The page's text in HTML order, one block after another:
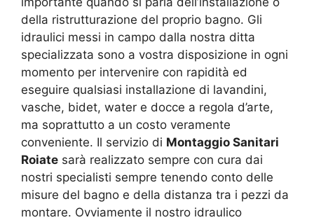
della ristrutturazione del proprio bagno. Gli
idraulici messi in campo dalla nostra ditta
specializzata sono a vostra disposizione in ogni
momento per intervenire con rapidità ed
eseguire qualsiasi installazione di lavandini,
vasche, bidet, water e docce a regola d’arte,
ma soprattutto a un costo veramente
conveniente. Il servizio di Montaggio Sanitari
Roiate sarà realizzato sempre con cura dai
nostri specialisti sempre tenendo conto delle
misure del bagno e della distanza tra i pezzi da
montare. Ovviamente il nostro idraulico